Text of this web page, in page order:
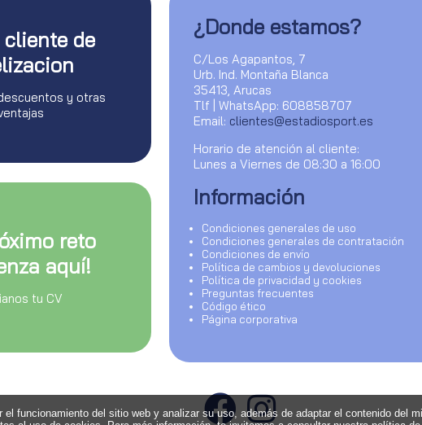
cliente de
y otras
reto
aquí!
tu CV
¿Donde estamos?
C/Los Agapantos, 7
Urb. Ind. Montaña Blanca
35413, Arucas
Tlf | WhatsApp: 608858707
Email: clientes@estadiosport.es
Horario de atención al cliente:
Lunes a Viernes de 08:30 a 16:00
Información
Condiciones generales de uso
Condiciones generales de contratación
Condiciones de envío
Política de cambios y devoluciones
Política de privacidad y cookies
Preguntas frecuentes
Código ético
Página corporativa
funcionamiento del sitio web y analizar su uso, además de adaptar el contenido del